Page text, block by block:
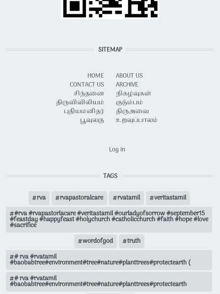
SITEMAP
HOME
CONTACT US
சிந்தனை
திருவிவிலியம்
புதியமனிதர்
பூவுலகு
ABOUT US
ARCHIVE
நிகழ்வுகள்
குடும்பம்
திருஅவை
உறவுப்பாலம்
Log in
TAGS
rva rvapastoralcare rvatamil
veritastamil
#rva #rvapastorlacare #veritastamil #ourladyofsorrow #september15
#feastday #happyfeast #holychurch #catholicchurch #faith #hope #love
#sacrifice
wordofgod
truth
# rva #rvatamil
#baobabtree#environment#tree#nature#planttrees#protectearth (
# rva #rvatamil
#baobabtree#environment#tree#nature#planttrees#protectearth